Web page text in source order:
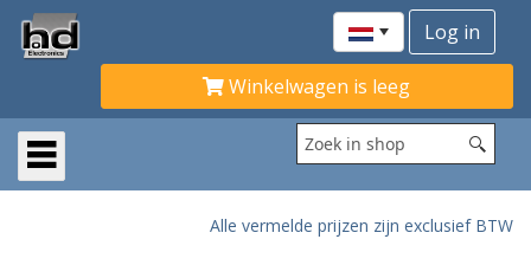
Winkelwagen is leeg
Alle vermelde prijzen zijn exclusief BTW